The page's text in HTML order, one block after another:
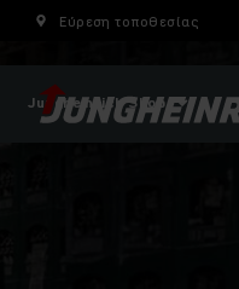
Εύρεση τοποθεσίας
Jungheinrich Shop